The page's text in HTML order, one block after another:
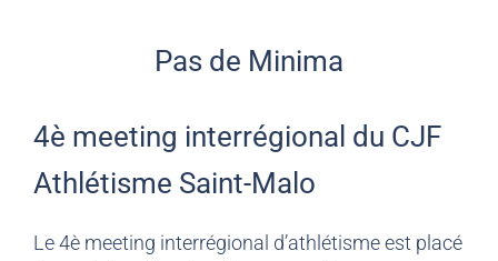
Pas de Minima
4è meeting interrégional du CJF
Athlétisme Saint-Malo
Le 4è meeting interrégional d’athlétisme est placé